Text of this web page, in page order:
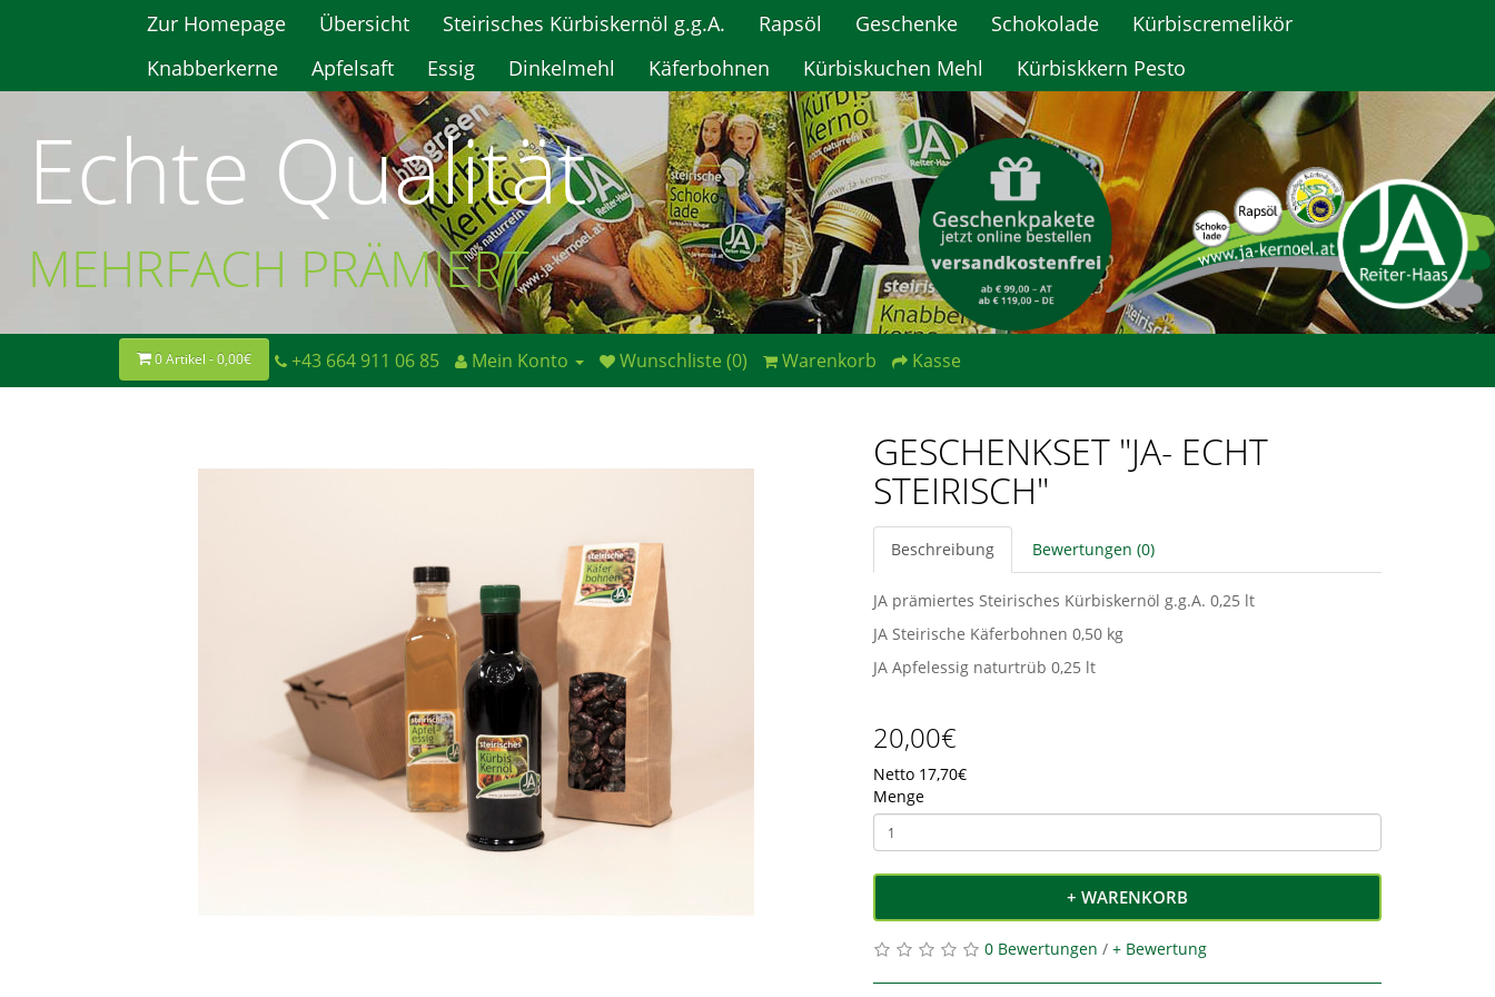
Zur Homepage Übersicht Steirisches Kürbiskernöl g.g.A. Rapsöl Geschenke Schokolade
Kürbiscremelikör
Knabberkerne
Apfelsaft Essig Dinkelmehl Käferbohnen Kürbiskuchen Mehl Kürbiskkern Pesto
Echte Qualität
MEHRFACH PRÄMIERT
0 Artikel - 0,00€ +43 664 911 06 85 Mein Konto Wunschliste (0) Warenkorb Kasse
GESCHENKSET "JA- ECHT
STEIRISCH"
Beschreibung Bewertungen (0)
JA prämiertes Steirisches Kürbiskernöl g.g.A. 0,25 lt
JA Steirische Käferbohnen 0,50 kg
JA Apfelessig naturtrüb 0,25 lt
20,00€
Netto 17,70€
Menge
+ WARENKORB
0 Bewertungen / + Bewertung